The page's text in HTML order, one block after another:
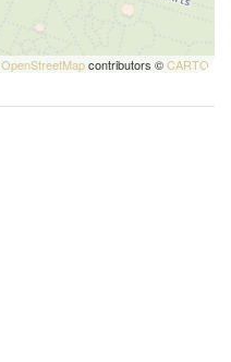
OpenStreetMapcontributors ©CARTO